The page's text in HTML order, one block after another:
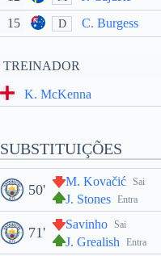
15
D C. Burgess
TREINADOR
K. McKenna
SUBSTITUIÇÕES
Sai
M. Kovačić
Entra
J. Stones
50'
Sai
Savinho
Entra
J. Grealish
71'